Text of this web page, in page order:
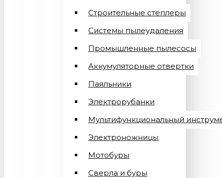
Строительные степлеры
Системы пылеудаления
Промышленные пылесосы
Аккумуляторные отвертки
Паяльники
Электрорубанки
Мультифункциональный
Электроножницы
Мотобуры
Сверла и буры